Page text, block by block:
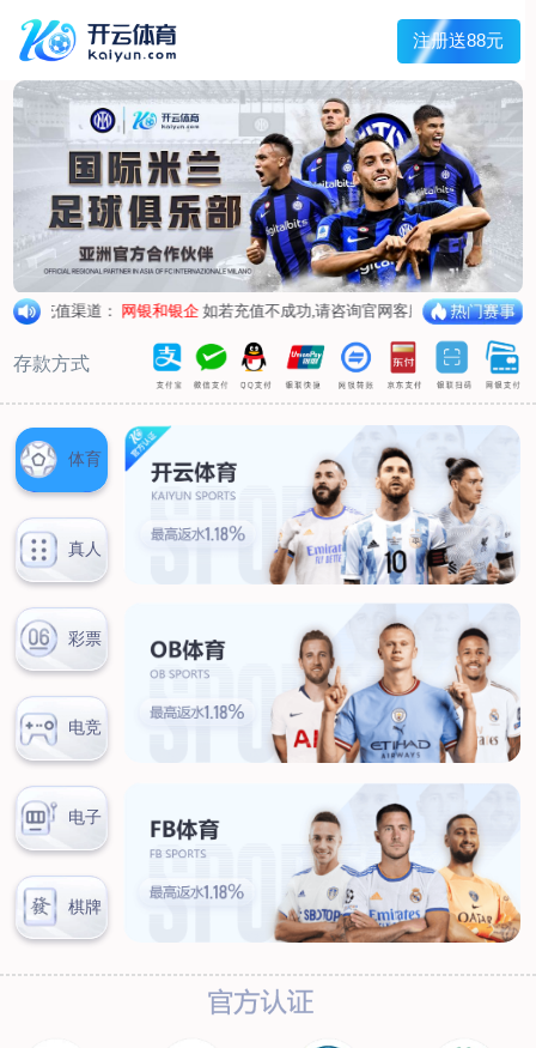
Menu
网站首页
关于我们
产品中心
荣誉资质
厂区设备
人才招聘
新闻中心
销售网点
联系我们